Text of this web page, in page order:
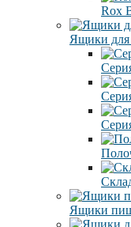
Rox
Ящики для
Ящики